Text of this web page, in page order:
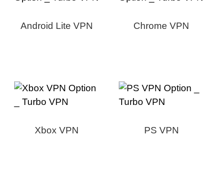
Android Lite VPN Chrome VPN
Xbox VPN PS VPN